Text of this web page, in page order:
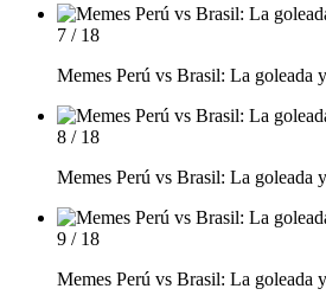
7 / 18
Memes Perú vs Brasil: La goleada
8 / 18
Memes Perú vs Brasil: La goleada
9 / 18
Memes Perú vs Brasil: La goleada